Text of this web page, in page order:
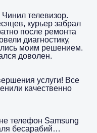
телевизор.
курьер забрал
после ремонта
диагностику,
моим решением.
доволен.
услуги! Все
качественно
телефон Samsung
бесарабий…